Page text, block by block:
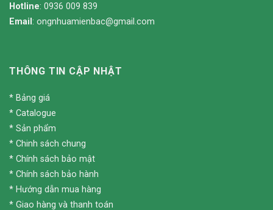
Hotline: 0936 009 839
Email : ongnhuamienbac@gmail.com
THÔNG TIN CẬP NHẬT
* Bảng giá
* Catalogue
* Sản phẩm
* Chinh sách chung
* Chính sách bảo mật
* Chính sách bảo hành
* Hướng dẫn mua hàng
* Giao hàng và thanh toán